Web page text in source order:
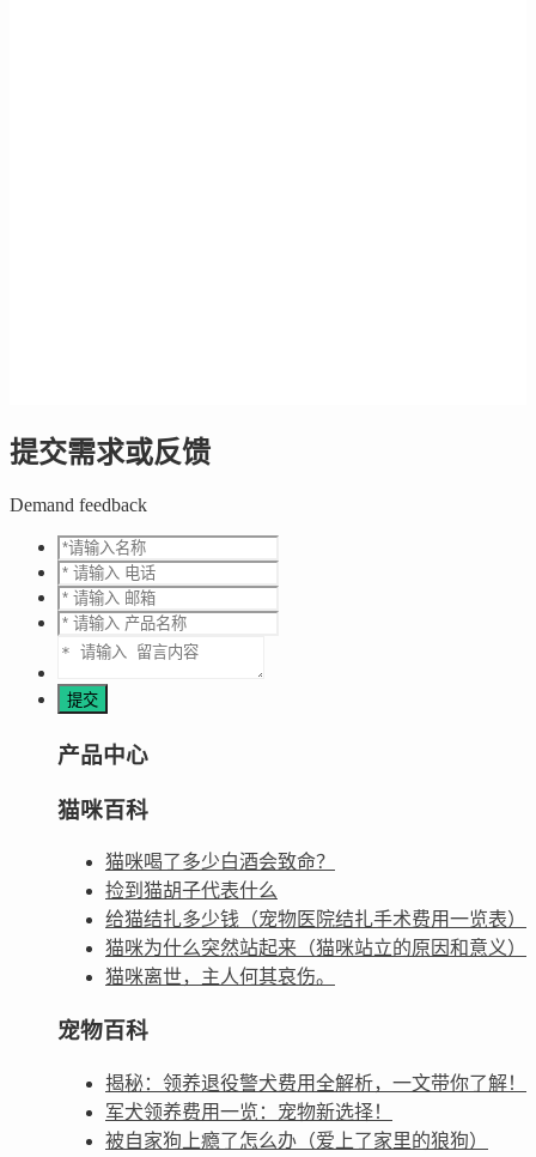
提交需求或反馈
Demand feedback
产品中心
猫咪百科
猫咪喝了多少白酒会致命？
捡到猫胡子代表什么
给猫结扎多少钱（宠物医院结扎手术费用一览表）
猫咪为什么突然站起来（猫咪站立的原因和意义）
猫咪离世，主人何其哀伤。
宠物百科
揭秘：领养退役警犬费用全解析，一文带你了解！
军犬领养费用一览：宠物新选择！
被自家狗上瘾了怎么办（爱上了家里的狼狗）